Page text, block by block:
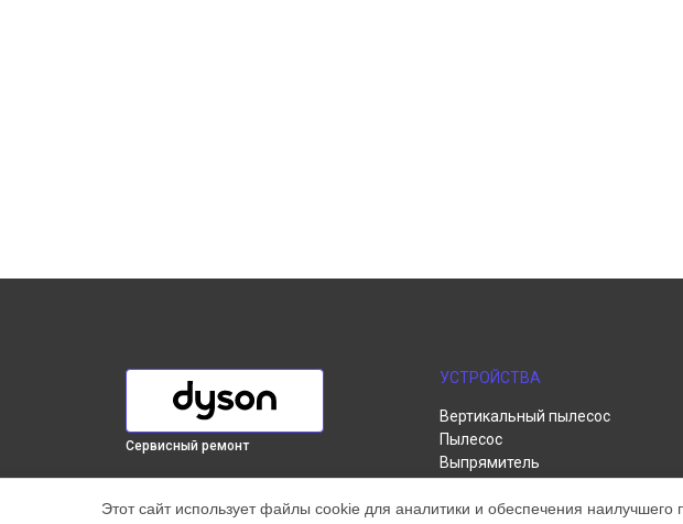
Сервисный ремонт
УСТРОЙСТВА
Вертикальный пылесос
Пылесос
Выпрямитель
Стайлер
Этот сайт использует файлы cookie для аналитики и обеспечения наилучшего